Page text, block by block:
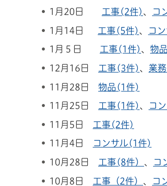
1月20日 工事(2件) 、 コ
1月14日 工事(5件) 、 コ
1月５日 工事(1件) 、 物
12月16日 工事(3件) 、 業
11月28日 物品(1件)
11月25日 工事(1件) 、 コ
11月5日 工事(2件)
11月4日 コンサル(1件)
10月28日 工事(8件） 、 コ
10月8日 工事（2件） 、 コ